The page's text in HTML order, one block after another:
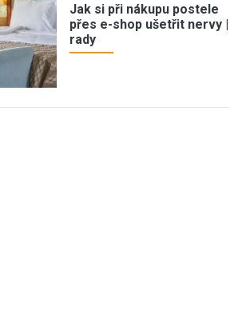
Jak si při nákupu postele
přes e-shop ušetřit nervy |
rady